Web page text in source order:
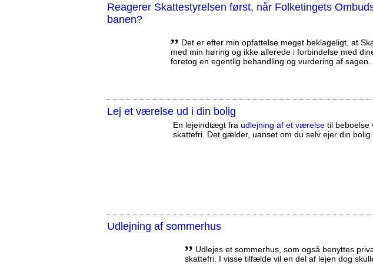
Reagerer Skattestyrelsen først, når Folketingets
banen?
,, Det er efter min opfattelse meget beklageligt, at
med min høring og ikke allerede i forbindelse med
foretog en egentlig behandling og vurdering af sagen.
Lej et værelse ud i din bolig
En lejeindtægt fra udlejning af et værelse til
skattefri. Det gælder, uanset om du selv ejer din bolig
Udlejning af sommerhus
,, Udlejes et sommerhus, som også benyttes
skattefri. I visse tilfælde vil en del af lejen dog